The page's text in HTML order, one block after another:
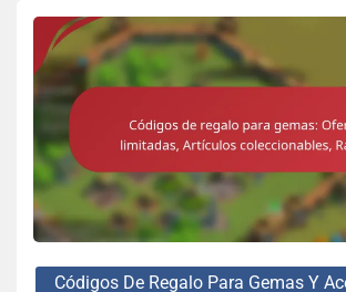
Códigos De Regalo Para Gemas Y